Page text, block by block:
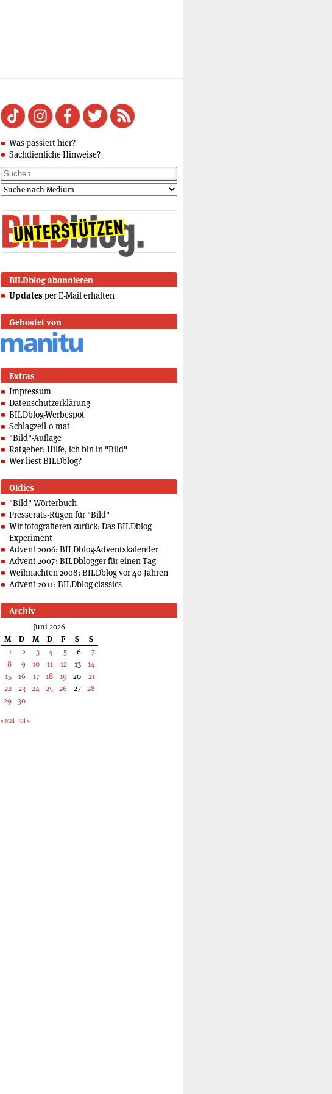
Was passiert hier?
Sachdienliche Hinweise?
BILDblog abonnieren
Updates per E-Mail erhalten
Gehostet von
Extras
Impressum
Datenschutzerklärung
BILDblog-Werbespot
Schlagzeil-o-mat
"Bild"-Auflage
Ratgeber: Hilfe, ich bin in "Bild"
Wer liest BILDblog?
Oldies
"Bild"-Wörterbuch
Presserats-Rügen für "Bild"
Wir fotografieren zurück: Das BILDblog-
Experiment
Advent 2006: BILDblog-Adventskalender
Advent 2007: BILDblogger für einen Tag
Weihnachten 2008: BILDblog vor 40 Jahren
Advent 2011: BILDblog classics
Archiv
Juni 2026
M
D M D F S
S
1
2 3 4 5 6
7
8
9 10 11 12 13
14
15
16 17 18 19 20
21
22
23 24 25 26 27 28
29 30
« Mai Jul »